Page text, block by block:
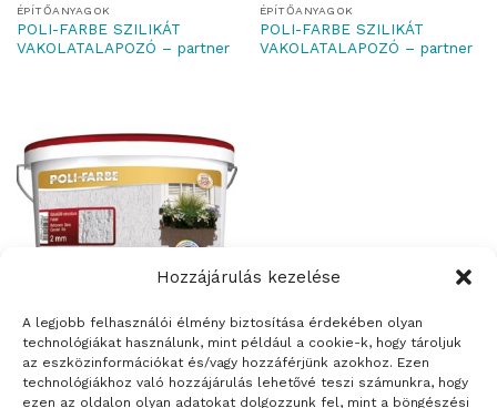
Hozzájárulás kezelése
A legjobb felhasználói élmény biztosítása érdekében olyan
technológiákat használunk, mint például a cookie-k, hogy tároljuk
az eszközinformációkat és/vagy hozzáférjünk azokhoz. Ezen
technológiákhoz való hozzájárulás lehetővé teszi számunkra, hogy
ezen az oldalon olyan adatokat dolgozzunk fel, mint a böngészési
ÉPÍTŐANYAGOK
POLI-FARBE SZILIKÁT
VAKOLATALAPOZÓ – partner
ÉPÍTŐANYAGOK
POLI-FARBE SZILIKÁT
VAKOLATALAPOZÓ – partner
ÉPÍTŐANYAGOK
POLI-FARBE
SZILIKONVAKOLAT